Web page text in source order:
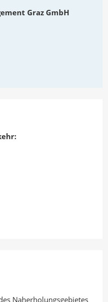
Graz GmbH
Naherholungsgebietes